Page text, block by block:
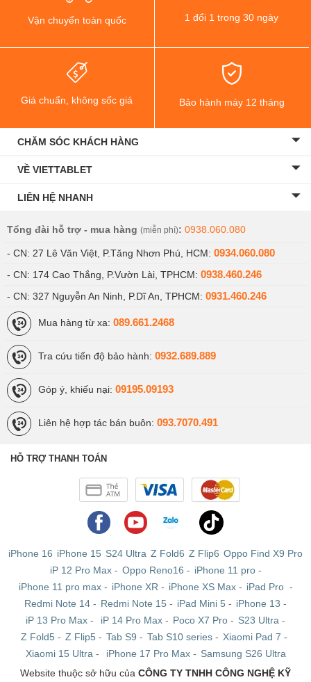
Vận chuyển toàn quốc 1 đổi 1 trong 30 ngày
Giá chuẩn, không sốc giá Bảo hành máy 12 tháng
CHĂM SÓC KHÁCH HÀNG
VỀ VIETTABLET
LIÊN HỆ NHANH
Tổng đài hỗ trợ - mua hàng (miễn phí): 0938.060.080
- CN: 27 Lê Văn Việt, P.Tăng Nhơn Phú, HCM: 0934.060.080
- CN: 174 Cao Thắng, P.Vườn Lài, TPHCM: 0938.460.246
- CN: 327 Nguyễn An Ninh, P.Dĩ An, TPHCM: 0931.460.246
Mua hàng từ xa: 089.661.2468
Tra cứu tiến độ bảo hành: 0932.689.889
Góp ý, khiếu nại: 09195.09193
Liên hệ hợp tác bán buôn: 093.7070.491
HỖ TRỢ THANH TOÁN
iPhone 16 iPhone 15 S24 Ultra Z Fold6 Z Flip6 Oppo Find X9 Pro
iP 12 Pro Max- Oppo Reno16 - iPhone 11 pro-
iPhone 11 pro max- iPhone XR - iPhone XS Max- iPad Pro -
Redmi Note 14 - Redmi Note 15 - iPad Mini 5 - iPhone 13 -
iP 13 Pro Max - iP 14 Pro Max - Poco X7 Pro - S23 Ultra -
Z Fold5 - Z Flip5 - Tab S9 - Tab S10 series - Xiaomi Pad 7 -
Xiaomi 15 Ultra - iPhone 17 Pro Max- Samsung S26 Ultra
Website thuộc sở hữu của CÔNG TY TNHH CÔNG NGHỆ KỸ